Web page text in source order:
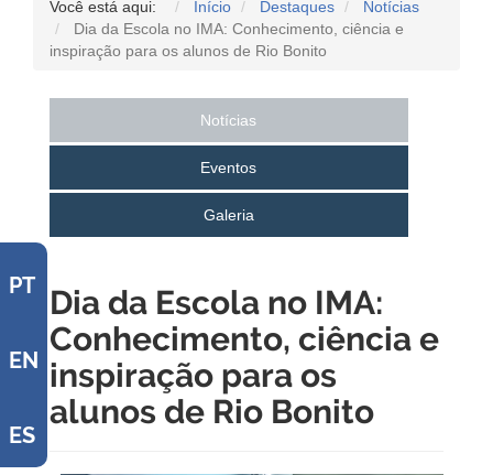
PT
EN
ES
Você está aqui: Início Destaques
Notícias
Dia da Escola no IMA: Conhecimento, ciência e
inspiração para os alunos de Rio Bonito
Notícias
Eventos
Galeria
Dia da Escola no IMA:
Conhecimento, ciência e
inspiração para os
alunos de Rio Bonito